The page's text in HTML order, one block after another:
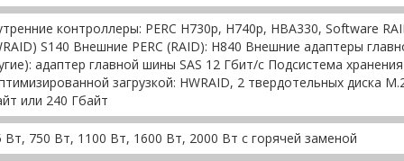
контроллеры: PERC H730p, H740p, HBA330, Software
S140 Внешние PERC (RAID): H840 Внешние адаптеры
адаптер главной шины SAS 12 Гбит/с Подсистема
загрузкой: HWRAID, 2 твердотельных диска
или 240 Гбайт
Вт, 750 Вт, 1100 Вт, 1600 Вт, 2000 Вт с горячей заменой